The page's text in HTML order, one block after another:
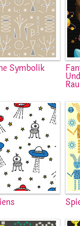
Symbolik